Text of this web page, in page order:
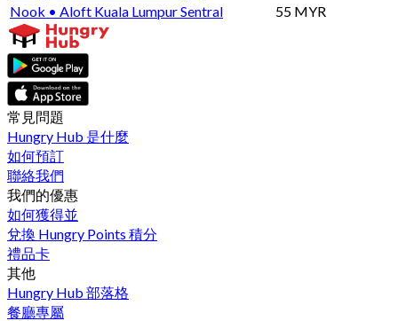
Nook • Aloft Kuala Lumpur Sentral
55 MYR
常見問題
Hungry Hub 是什麼
如何預訂
聯絡我們
我們的優惠
如何獲得並
兌換 Hungry Points 積分
禮品卡
其他
Hungry Hub 部落格
餐廳專屬